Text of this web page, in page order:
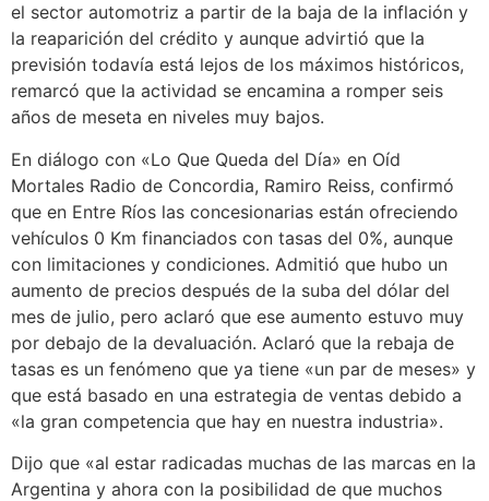
el sector automotriz a partir de la baja de la inflación y
la reaparición del crédito y aunque advirtió que la
previsión todavía está lejos de los máximos históricos,
remarcó que la actividad se encamina a romper seis
años de meseta en niveles muy bajos.
En diálogo con «Lo Que Queda del Día» en Oíd
Mortales Radio de Concordia, Ramiro Reiss, confirmó
que en Entre Ríos las concesionarias están ofreciendo
vehículos 0 Km financiados con tasas del 0%, aunque
con limitaciones y condiciones. Admitió que hubo un
aumento de precios después de la suba del dólar del
mes de julio, pero aclaró que ese aumento estuvo muy
por debajo de la devaluación. Aclaró que la rebaja de
tasas es un fenómeno que ya tiene «un par de meses» y
que está basado en una estrategia de ventas debido a
«la gran competencia que hay en nuestra industria».
Dijo que «al estar radicadas muchas de las marcas en la
Argentina y ahora con la posibilidad de que muchos